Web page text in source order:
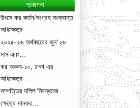
প্রকাশনা
উৎসে কর কর্তন/সংগ্রহ সংক্রান্ত
অধিক্ষেত্র…
২০২৫-২৬ অর্থবছরের জুন’২৬
মাস এবং…
কর অঞ্চল-১০, ঢাকা এর
অধিক্ষেত্র…
সম্পত্তির দলিল নিবন্ধনের
ক্ষেত্রে দানকর…